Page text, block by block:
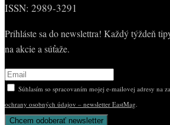
ISSN: 2989-3291
Prihláste sa do newslettra! Každý týždeň
na akcie a súťaže.
Súhlasím so spracovaním mojej e-mailovej adresy na
ochrany osobných údajov – newsletter EastMag